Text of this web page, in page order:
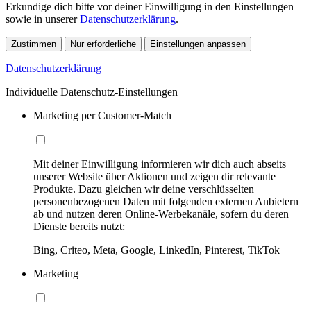
Erkundige dich bitte vor deiner Einwilligung in den Einstellungen
sowie in unsererDatenschutzerklärung.
Zustimmen Nur erforderliche Einstellungen anpassen
Datenschutzerklärung
Individuelle Datenschutz-Einstellungen
Marketing per Customer-Match
Mit deiner Einwilligung informieren wir dich auch abseits
unserer Website über Aktionen und zeigen dir relevante
Produkte. Dazu gleichen wir deine verschlüsselten
personenbezogenen Daten mit folgenden externen Anbietern
ab und nutzen deren Online-Werbekanäle, sofern du deren
Dienste bereits nutzt:
Bing, Criteo, Meta, Google, LinkedIn, Pinterest, TikTok
Marketing